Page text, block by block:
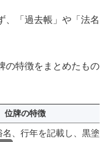
、「過去帳」や「法名
の特徴をまとめたもの
位牌の特徴
、行年を記載し、黒塗